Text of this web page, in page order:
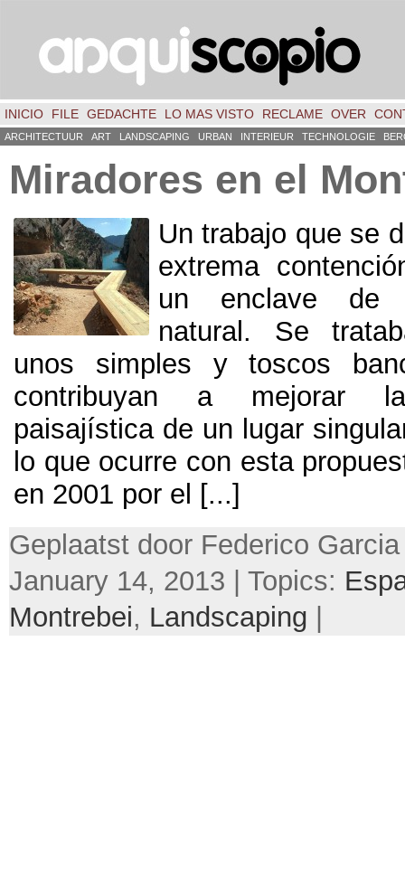
INICIO FILE GEDACHTE LO MAS VISTO RECLAME OVER
ARCHITECTUUR ART LANDSCAPING URBAN INTERIEUR TECHNOLOGIE
Miradores en el
Un trabajo que se
extrema
un enclave de
natural. Se
unos simples y toscos
contribuyan a mejorar
paisajística de un lugar
lo que ocurre con esta
en 2001 por el [...]
Geplaatst door Federico
January 14, 2013 | Topics:
Montrebei, Landscaping |